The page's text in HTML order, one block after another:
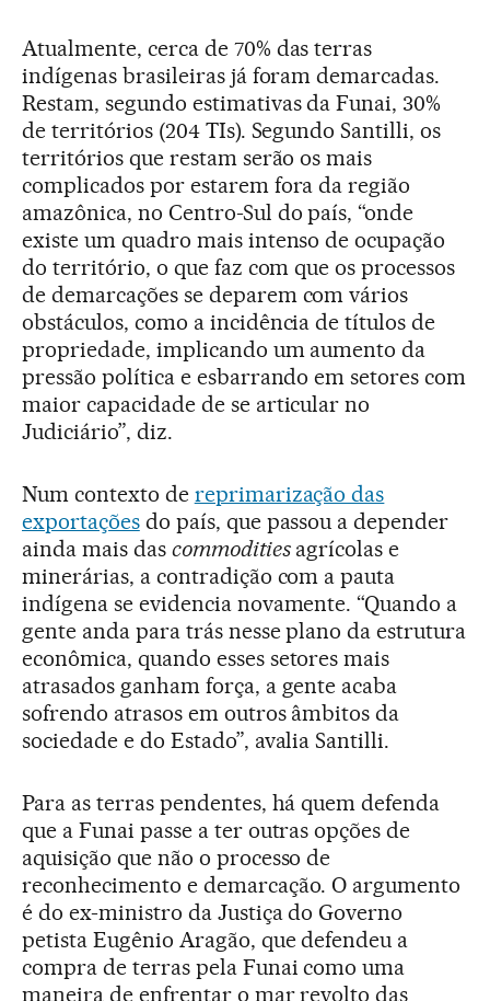
Atualmente, cerca de 70% das terras
indígenas brasileiras já foram demarcadas.
Restam, segundo estimativas da Funai, 30%
de territórios (204 TIs). Segundo Santilli, os
territórios que restam serão os mais
complicados por estarem fora da região
amazônica, no Centro-Sul do país, “onde
existe um quadro mais intenso de ocupação
do território, o que faz com que os processos
de demarcações se deparem com vários
obstáculos, como a incidência de títulos de
propriedade, implicando um aumento da
pressão política e esbarrando em setores com
maior capacidade de se articular no
Judiciário”, diz.
Num contexto de reprimarização das
exportaçõesdo país, que passou a depender
ainda mais das commoditiesagrícolas e
minerárias, a contradição com a pauta
indígena se evidencia novamente. “Quando a
gente anda para trás nesse plano da estrutura
econômica, quando esses setores mais
atrasados ganham força, a gente acaba
sofrendo atrasos em outros âmbitos da
sociedade e do Estado”, avalia Santilli.
Para as terras pendentes, há quem defenda
que a Funai passe a ter outras opções de
aquisição que não o processo de
reconhecimento e demarcação. O argumento
é do ex-ministro da Justiça do Governo
petista Eugênio Aragão, que defendeu a
compra de terras pela Funai como uma
maneira de enfrentar o mar revolto das